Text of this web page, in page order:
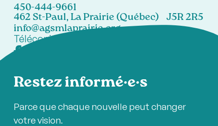
450-444-9661
462 St-Paul, La Prairie (Québec) J5R 2R5
info@agsmlaprairie.org
Télécopieur:
Restez informé·e·s
Parce que chaque nouvelle peut changer
votre vision.